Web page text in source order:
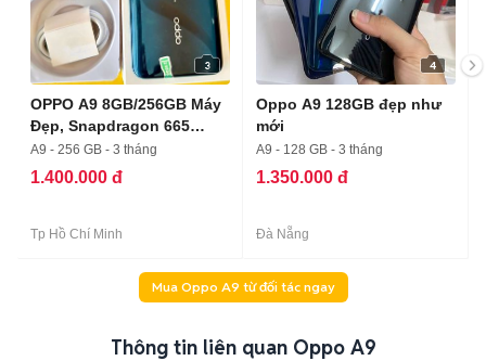
3
OPPO A9 8GB/256GB Máy
Đẹp, Snapdragon 665
Mượt
A9 - 256 GB - 3 tháng
1.400.000 đ
Tp Hồ Chí Minh
4
Oppo A9 128GB đẹp như
mới
A9 - 128 GB - 3 tháng
1.350.000 đ
Đà Nẵng
Mua Oppo A9 từ đối tác ngay
Thông tin liên quan Oppo A9